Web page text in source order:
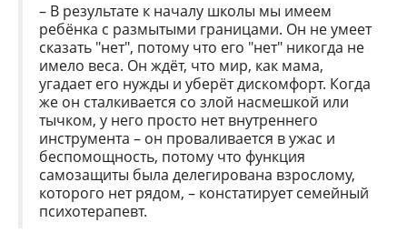
– В результате к началу школы мы имеем
ребёнка с размытыми границами. Он не умеет
сказать "нет", потому что его "нет" никогда не
имело веса. Он ждёт, что мир, как мама,
угадает его нужды и уберёт дискомфорт. Когда
же он сталкивается со злой насмешкой или
тычком, у него просто нет внутреннего
инструмента – он проваливается в ужас и
беспомощность, потому что функция
самозащиты была делегирована взрослому,
которого нет рядом, – констатирует семейный
психотерапевт.